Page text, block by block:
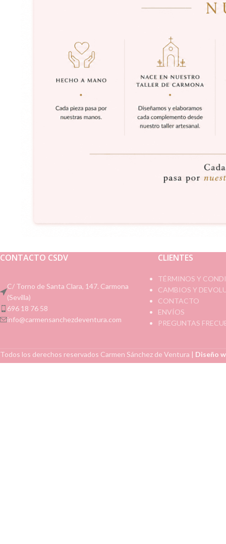
CONTACTO CSDV
C/ Torno de Santa Clara, 147. Carmona
(Sevilla)
696 18 76 58
info@carmensanchezdeventura.com
CLIENTES
TÉRMINOS Y
CAMBIOS Y
CONTACTO
ENVÍOS
PREGUNTAS
Todos los derechos reservados Carmen Sánchez de Ventura | Diseño